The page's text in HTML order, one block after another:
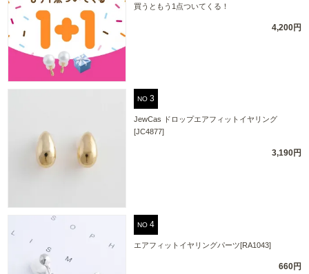
買うともう1点ついてくる！
4,200円
NO
JewCas ドロップエアフィットイヤリング
[JC4877]
3,190円
NO
エアフィットイヤリングパーツ[RA1043]
660円